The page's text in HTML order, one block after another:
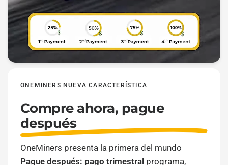
ONEMINERS NUEVA CARACTERÍSTICA
Compre ahora, pague
después
OneMiners presenta la primera del mundo
Pague después: pago trimestral programa,